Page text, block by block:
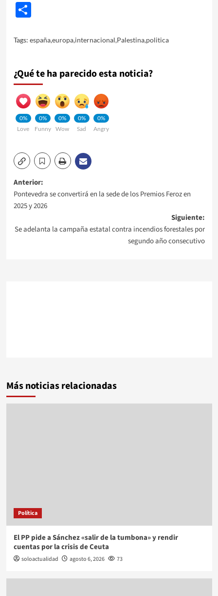
Share
Tags: españa,europa,internacional,Palestina,politica
¿Qué te ha parecido esta noticia?
0%
Love
0%
Funny
0%
Wow
0%
Sad
0%
Angry
Navegación
de
entradas
Anterior:
Pontevedra se convertirá en la sede de los Premios Feroz en
2025 y 2026
Siguiente:
Se adelanta la campaña estatal contra incendios forestales por
segundo año consecutivo
Más noticias relacionadas
Política
El PP pide a Sánchez «salir de la tumbona» y rendir
cuentas por la crisis de Ceuta
soloactualidad agosto 6, 2026 73